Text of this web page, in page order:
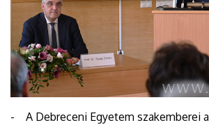
- A Debreceni Egyetem szakemberei a